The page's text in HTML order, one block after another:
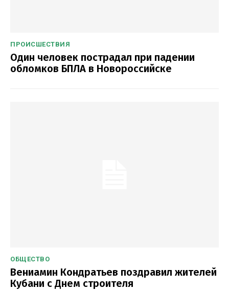
ПРОИСШЕСТВИЯ
Один человек пострадал при падении
обломков БПЛА в Новороссийске
ОБЩЕСТВО
Вениамин Кондратьев поздравил жителей
Кубани с Днем строителя